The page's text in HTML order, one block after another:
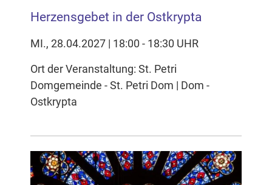
Herzensgebet in der Ostkrypta
MI., 28.04.2027 | 18:00 - 18:30 UHR
Ort der Veranstaltung: St. Petri
Domgemeinde - St. Petri Dom | Dom -
Ostkrypta